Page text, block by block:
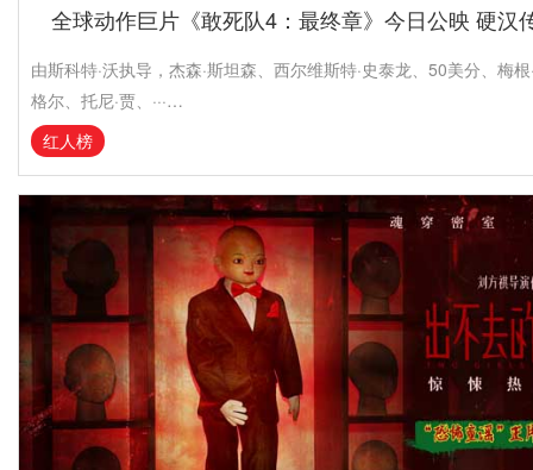
全球动作巨片《敢死队4：最终章》今日公映 硬汉
由斯科特·沃执导，杰森·斯坦森、西尔维斯特·史泰龙、50美分、梅
格尔、托尼·贾、···…
红人榜